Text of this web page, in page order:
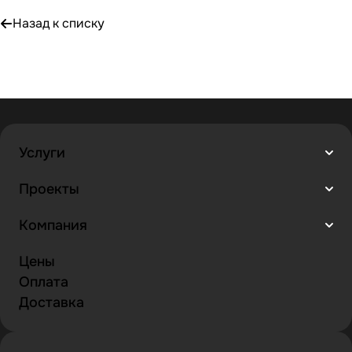
Назад к списку
Услуги
Проекты
Компания
Цены
Оплата
Доставка